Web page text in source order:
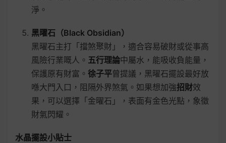
淨。
黑曜石（Black Obsidian）
黑曜石主打「擋煞聚財」，適合容易破財或從事高
風險行業嘅人。 五行理論中屬水，能吸收負能量，
保護原有財富。 徐子平曾提議，黑曜石擺設最好放
喺大門入口，阻隔外界煞氣。如果想加強招財效
果，可以選擇「金曜石」，表面有金色光點，象徵
財氣閃耀。
水晶擺設小貼士